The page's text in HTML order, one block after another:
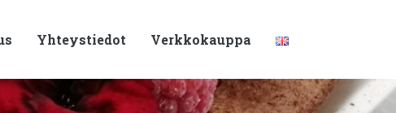
Yhteystiedot Verkkokauppa